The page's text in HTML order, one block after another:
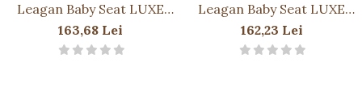
Leagan Baby Seat LUXE
Culoare: purple
(RAL4006)/lime green,
franghie: PP 10
163,68 Lei
Leagan Baby Seat LUXE
Culoare: Rosu/Galben,
franghie: PP 10
162,23 Lei